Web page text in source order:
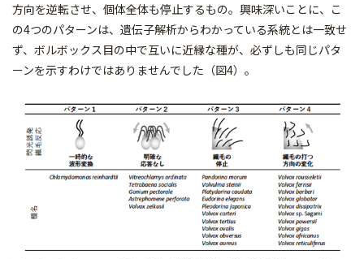
方向を逆転させ、個体全体も停止するもの。興味深いことに、こ
の4つのパターンは、遺伝子解析からわかっている系統とは一致せ
ず、ボルボックス目の中で互いに近縁な種が、必ずしも同じパタ
ーンを示すわけではありませんでした（図4）。